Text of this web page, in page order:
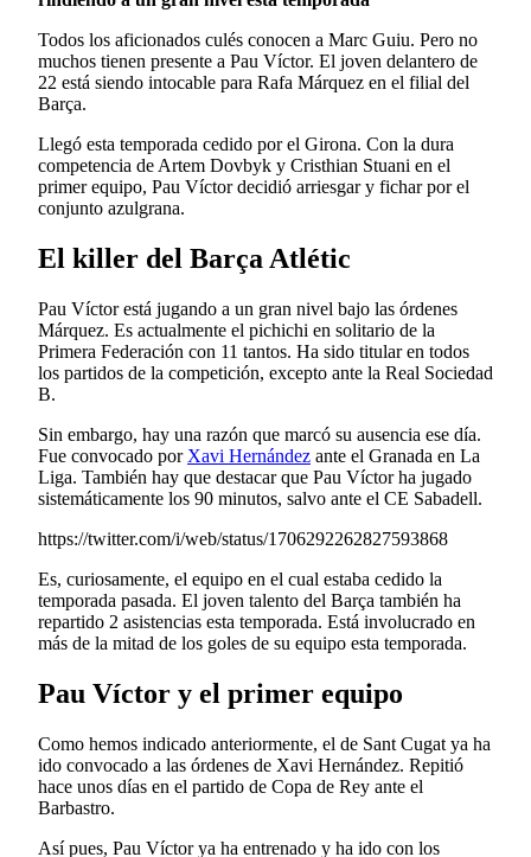
Todos los aficionados culés conocen a Marc Guiu. Pero no
muchos tienen presente a Pau Víctor. El joven delantero de
22 está siendo intocable para Rafa Márquez en el filial del
Barça.
Llegó esta temporada cedido por el Girona. Con la dura
competencia de Artem Dovbyk y Cristhian Stuani en el
primer equipo, Pau Víctor decidió arriesgar y fichar por el
conjunto azulgrana.
El killer del Barça Atlétic
Pau Víctor está jugando a un gran nivel bajo las órdenes
Márquez. Es actualmente el pichichi en solitario de la
Primera Federación con 11 tantos. Ha sido titular en todos
los partidos de la competición, excepto ante la Real Sociedad
B.
Sin embargo, hay una razón que marcó su ausencia ese día.
Fue convocado por Xavi Hernández ante el Granada en La
Liga. También hay que destacar que Pau Víctor ha jugado
sistemáticamente los 90 minutos, salvo ante el CE Sabadell.
https://twitter.com/i/web/status/1706292262827593868
Es, curiosamente, el equipo en el cual estaba cedido la
temporada pasada. El joven talento del Barça también ha
repartido 2 asistencias esta temporada. Está involucrado en
más de la mitad de los goles de su equipo esta temporada.
Pau Víctor y el primer equipo
Como hemos indicado anteriormente, el de Sant Cugat ya ha
ido convocado a las órdenes de Xavi Hernández. Repitió
hace unos días en el partido de Copa de Rey ante el
Barbastro.
Así pues, Pau Víctor ya ha entrenado y ha ido con los